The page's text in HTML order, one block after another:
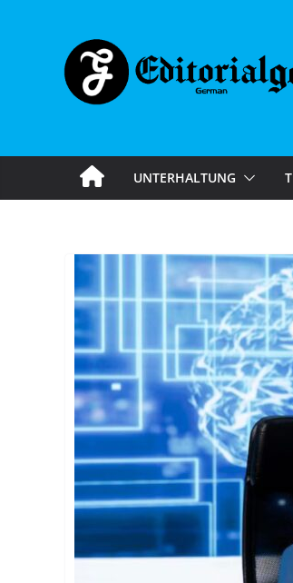
UNTERHALTUNG